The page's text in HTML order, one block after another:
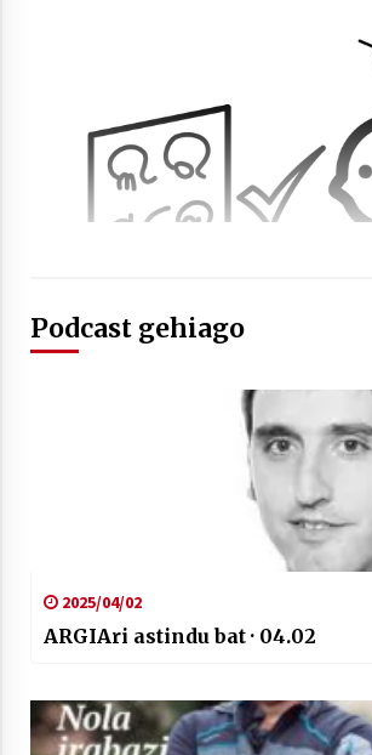
Arrosaren laburpen
Telebistaren eskutik
Podcast gehiago
2025/04/02
ARGIAri astindu bat · 04.02